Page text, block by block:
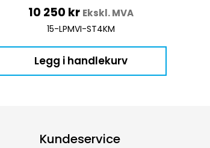
10 250 kr Ekskl. MVA
15-LPMVI-ST4KM
Legg i handlekurv
Kundeservice